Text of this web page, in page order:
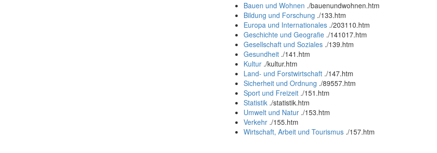
Bauen und Wohnen ./bauenundwohnen.htm
Bildung und Forschung ./133.htm
Europa und Internationales ./203110.htm
Geschichte und Geografie ./141017.htm
Gesellschaft und Soziales ./139.htm
Gesundheit ./141.htm
Kultur ./kultur.htm
Land- und Forstwirtschaft ./147.htm
Sicherheit und Ordnung ./89557.htm
Sport und Freizeit ./151.htm
Statistik ./statistik.htm
Umwelt und Natur ./153.htm
Verkehr ./155.htm
Wirtschaft, Arbeit und Tourismus ./157.htm